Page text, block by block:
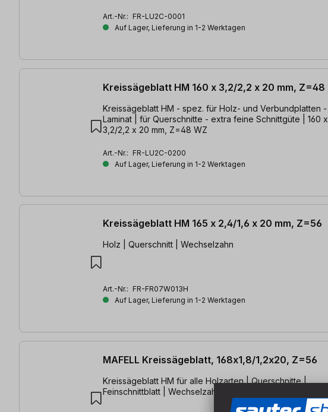
Art.-Nr.: FR-LU2C-0001
Auf Lager, Lieferung in 1-2 Werktagen
Kreissägeblatt HM 160 x 3,2/2,2 x 20 mm, Z=48
Kreissägeblatt HM - spez. für Holz- und Verbundplatten -
Laminat | für Querschnitte - extra feine Schnittgüte | 160 x
3,2/2,2 x 20 mm, Z=48 WZ
Art.-Nr.: FR-LU2C-0200
Auf Lager, Lieferung in 1-2 Werktagen
Kreissägeblatt HM 165 x 2,4/1,6 x 20 mm, Z=56
Holz | Querschnitt | Wechselzahn
Art.-Nr.: FR-FR07W013H
Auf Lager, Lieferung in 1-2 Werktagen
MAFELL Kreissägeblatt, 168x1,8/1,2x20, Z=56
Kreissägeblatt HM für alle Holzarten | Querschnitte |
Feinschnittblatt | Wechselzahn